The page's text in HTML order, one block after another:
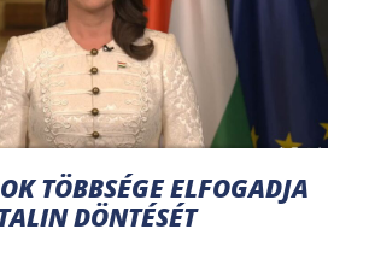
TÖBBSÉGE ELFOGADJA
DÖNTÉSÉT